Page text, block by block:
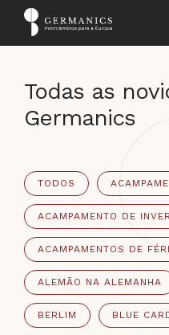
Todas as
Germanics
TODOS
ACAMPAMENTO DE
ACAMPAMENTOS DE
ALEMÃO NA ALEMANHA
BERLIM BLUE